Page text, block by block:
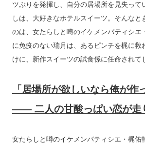
ツぶりを発揮し、自分の居場所を見失って
しは、大好きなホテルスイーツ。そんなと
のは、女たらしと噂のイケメンパティシエ
に免疫のない瑞月は、あるピンチを梶に救
けに、新作スイーツの試食係に任命されて
「居場所が欲しいなら俺が作
―― 二人の甘酸っぱい恋が走
女たらしと噂のイケメンパティシエ・梶佑